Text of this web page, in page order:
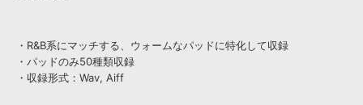
・R&B系にマッチする、ウォームなパッドに特化して収録
・パッドのみ50種類収録
・収録形式：Wav, Aiff